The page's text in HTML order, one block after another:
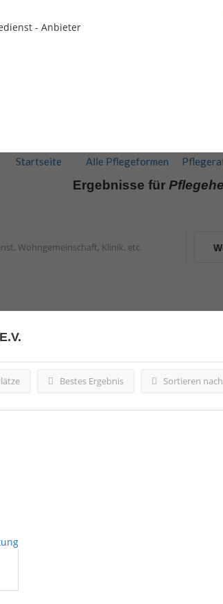
- Anbieter
Startseite Alle Pflegeformen
Ergebnisse für
Bestes Ergebnis Sortieren nach